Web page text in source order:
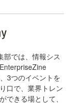
部では、情報シス
3つのイベントを
口で、業界トレン
できる場として、